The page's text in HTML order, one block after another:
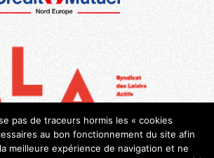
pas de traceurs hormis les « cookies
au bon fonctionnement du site afin
meilleure expérience de navigation et ne